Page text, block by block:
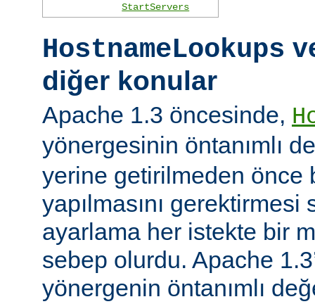
StartServers
HostnameLookups
diğer konular
Apache 1.3 öncesinde,
yönergesinin öntanımlı
yerine getirilmeden önce
yapılmasını
ayarlama her istekte bir
sebep olurdu. Apache
yönergenin öntanımlı